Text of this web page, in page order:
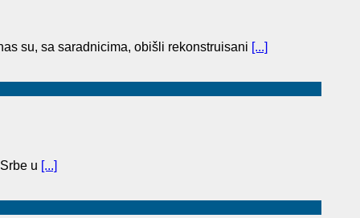
su, sa saradnicima, obišli rekonstruisani [...]
u [...]